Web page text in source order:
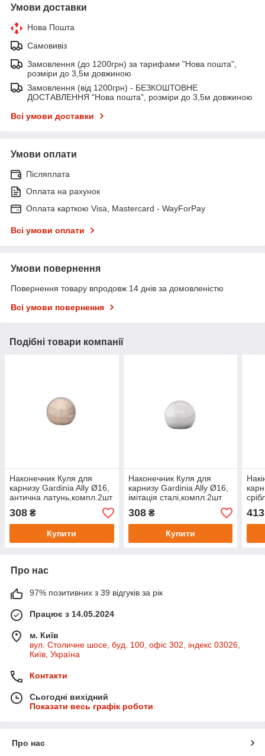
Умови доставки
Нова Пошта
Самовивіз
Замовлення (до 1200грн) за тарифами "Нова пошта",
розміри до 3,5м довжиною
Замовлення (від 1200грн) - БЕЗКОШТОВНЕ
ДОСТАВЛЕННЯ "Нова пошта", розміри до 3,5м довжиною
Всі умови доставки
Умови оплати
Післяплата
Оплата на рахунок
Оплата карткою Visa, Mastercard - WayForPay
Всі умови оплати
Умови повернення
Повернення товару впродовж 14 днів за домовленістю
Всі умови повернення
Подібні товари компанії
Наконечник Куля для
карнизу Gardinia Ally Ø16,
антична латунь,компл.2шт
308 ₴
Купити
Наконечник Куля для
карнизу Gardinia Ally Ø16,
імітація сталі,компл.2шт
308₴
Купити
2шт.
413
Про нас
97% позитивних з 39 відгуків за рік
Працює з 14.05.2024
м. Київ
вул. Столичне шосе, буд. 100, офіс 302, індекс 03026,
Київ, Україна
Контакти
Сьогодні вихідний
Показати весь графік роботи
Про нас